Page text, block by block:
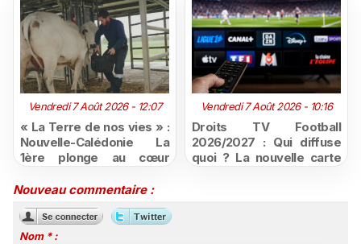
Vendredi 7 Août 2026 - 12:07
« La Terre de nos vies » :
Nouvelle-Calédonie La
1ère plonge au cœur
mutation
Vendredi 7 Août 2026 - 10:16
Droits TV Football
2026/2027 : Qui diffuse
quoi ? La nouvelle carte
Nouveau commentaire :
Nom * :